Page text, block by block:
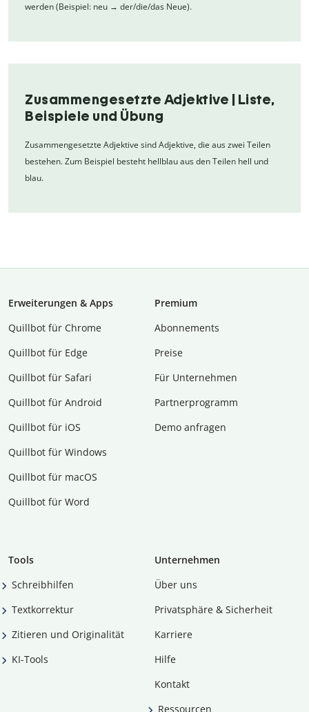
werden (Beispiel: neu → der/die/das Neue).
Zusammengesetzte Adjektive | Liste,
Beispiele und Übung
Zusammengesetzte Adjektive sind Adjektive, die aus zwei Teilen
bestehen. Zum Beispiel besteht hellblau aus den Teilen hell und
blau.
Erweiterungen & Apps
Quillbot für Chrome
Quillbot für Edge
Quillbot für Safari
Quillbot für Android
Quillbot für iOS
Quillbot für Windows
Quillbot für macOS
Quillbot für Word
Premium
Abon­ne­ments
Preise
Für Unternehmen
Partnerprogramm
Demo anfragen
Tools
Schreibhilfen
Textkorrektur
Zitieren und Originalität
KI-Tools
Unternehmen
Über uns
Privatsphäre & Sicherheit
Karriere
Hilfe
Kontakt
Ressourcen